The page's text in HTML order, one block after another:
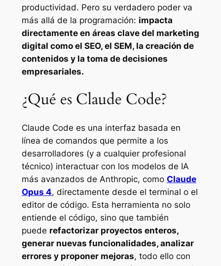
productividad. Pero su verdadero poder va
más allá de la programación: impacta
directamente en áreas clave del marketing
digital como el SEO, el SEM, la creación de
contenidos y la toma de decisiones
empresariales.
¿Qué es Claude Code?
Claude Code es una interfaz basada en
línea de comandos que permite a los
desarrolladores (y a cualquier profesional
técnico) interactuar con los modelos de IA
más avanzados de Anthropic, como Claude
Opus 4, directamente desde el terminal o el
editor de código. Esta herramienta no solo
entiende el código, sino que también
puede refactorizar proyectos enteros,
generar nuevas funcionalidades, analizar
errores y proponer mejoras, todo ello con